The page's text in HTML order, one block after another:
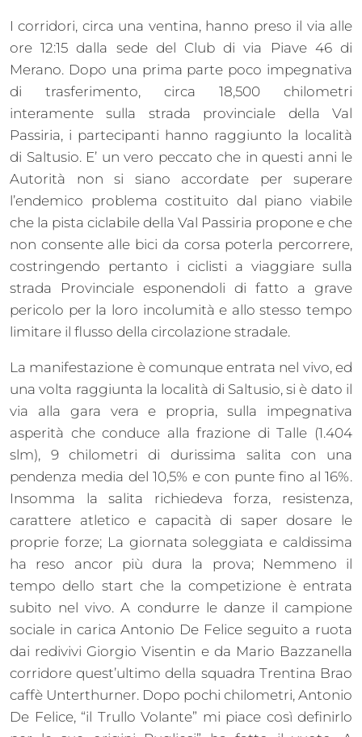
I corridori, circa una ventina, hanno preso il via alle
ore 12:15 dalla sede del Club di via Piave 46 di
Merano. Dopo una prima parte poco impegnativa
di trasferimento, circa 18,500 chilometri
interamente sulla strada provinciale della Val
Passiria, i partecipanti hanno raggiunto la località
di Saltusio. E’ un vero peccato che in questi anni le
Autorità non si siano accordate per superare
l’endemico problema costituito dal piano viabile
che la pista ciclabile della Val Passiria propone e che
non consente alle bici da corsa poterla percorrere,
costringendo pertanto i ciclisti a viaggiare sulla
strada Provinciale esponendoli di fatto a grave
pericolo per la loro incolumità e allo stesso tempo
limitare il flusso della circolazione stradale.
La manifestazione è comunque entrata nel vivo, ed
una volta raggiunta la località di Saltusio, si è dato il
via alla gara vera e propria, sulla impegnativa
asperità che conduce alla frazione di Talle (1.404
slm), 9 chilometri di durissima salita con una
pendenza media del 10,5% e con punte fino al 16%.
Insomma la salita richiedeva forza, resistenza,
carattere atletico e capacità di saper dosare le
proprie forze; La giornata soleggiata e caldissima
ha reso ancor più dura la prova; Nemmeno il
tempo dello start che la competizione è entrata
subito nel vivo. A condurre le danze il campione
sociale in carica Antonio De Felice seguito a ruota
dai redivivi Giorgio Visentin e da Mario Bazzanella
corridore quest’ultimo della squadra Trentina Brao
caffè Unterthurner. Dopo pochi chilometri, Antonio
De Felice, “il Trullo Volante” mi piace così definirlo